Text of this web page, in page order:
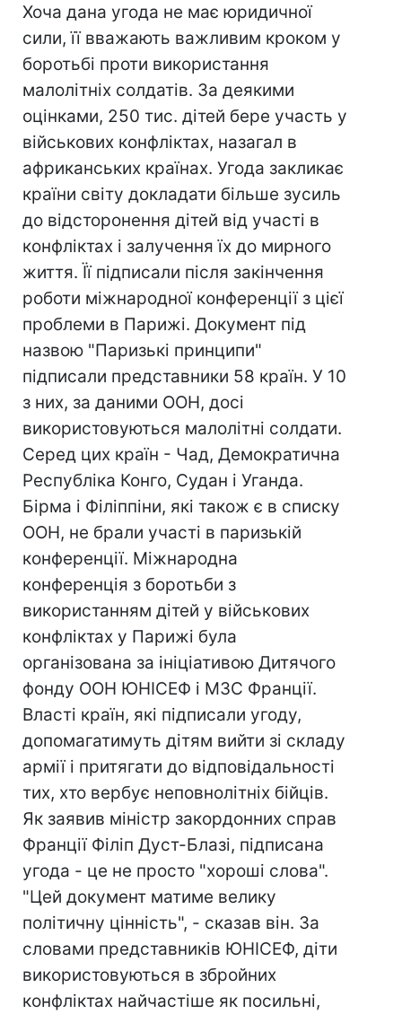
Хоча дана угода не має юридичної
сили, її вважають важливим кроком у
боротьбі проти використання
малолітніх солдатів. За деякими
оцінками, 250 тис. дітей бере участь у
військових конфліктах, назагал в
африканських країнах. Угода закликає
країни світу докладати більше зусиль
до відсторонення дітей від участі в
конфліктах і залучення їх до мирного
життя. Її підписали після закінчення
роботи міжнародної конференції з цієї
проблеми в Парижі. Документ під
назвою "Паризькі принципи"
підписали представники 58 країн. У 10
з них, за даними ООН, досі
використовуються малолітні солдати.
Серед цих країн - Чад, Демократична
Республіка Конго, Судан і Уганда.
Бірма і Філіппіни, які також є в списку
ООН, не брали участі в паризькій
конференції. Міжнародна
конференція з боротьби з
використанням дітей у військових
конфліктах у Парижі була
організована за ініціативою Дитячого
фонду ООН ЮНІСЕФ і МЗС Франції.
Власті країн, які підписали угоду,
допомагатимуть дітям вийти зі складу
армії і притягати до відповідальності
тих, хто вербує неповнолітніх бійців.
Як заявив міністр закордонних справ
Франції Філіп Дуст-Блазі, підписана
угода - це не просто "хороші слова".
"Цей документ матиме велику
політичну цінність", - сказав він. За
словами представників ЮНІСЕФ, діти
використовуються в збройних
конфліктах найчастіше як посильні,